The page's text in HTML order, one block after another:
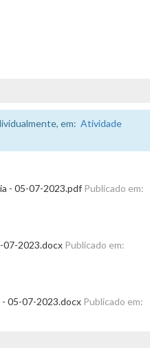
em: Atividade
- 05-07-2023.pdf Publicado em:
07-2023.docx Publicado em:
- 05-07-2023.docx Publicado em: